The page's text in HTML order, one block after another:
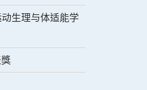
生理与体适能学